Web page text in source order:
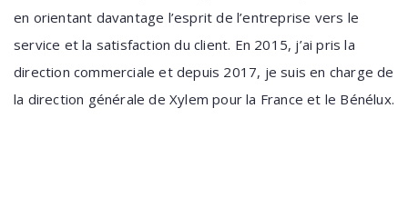
en orientant davantage l’esprit de l’entreprise vers le
service et la satisfaction du client. En 2015, j’ai pris la
direction commerciale et depuis 2017, je suis en charge de
la direction générale de Xylem pour la France et le Bénélux.